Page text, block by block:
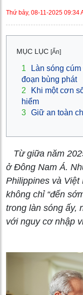
Thứ bảy, 08-11-2025 09:34
MỤC LỤC [Ẩn]
1
Làn sóng
đoạn bùng phát
2
Khi một cơn
hiểm
3 Giữ an toàn
Từ giữa năm
ở Đông Nam Á.
Philippines và Việt
không chỉ “đến
trong làn sóng ấy,
với nguy cơ nhập